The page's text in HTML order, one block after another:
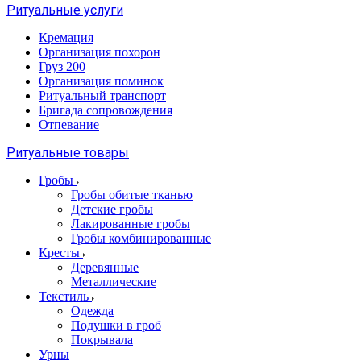
Ритуальные услуги
Кремация
Организация похорон
Груз 200
Организация поминок
Ритуальный транспорт
Бригада сопровождения
Отпевание
Ритуальные товары
Гробы
Гробы обитые тканью
Детские гробы
Лакированные гробы
Гробы комбинированные
Кресты
Деревянные
Металлические
Текстиль
Одежда
Подушки в гроб
Покрывала
Урны